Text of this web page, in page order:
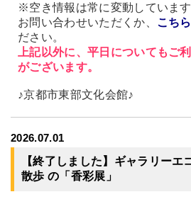
※空き情報は常に変動していま
お問い合わせいただくか、 こちら
ださい。
上記以外に、平日についてもご
がございます。
♪京都市東部文化会館♪
2026.07.01
【終了しました】ギャラリー
散歩 の「香彩展」